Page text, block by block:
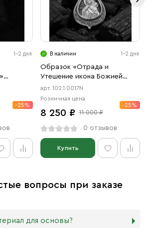
1-2 дня
-25%
В наличии 1-2 дня
Образок «Отрада и
Утешение икона Божией
Матери в форме цаты»
чернение
арт. 102.1.0017N
Розничная цена
8 250 ₽ 11 000 ₽
-25%
0 отзывов
Купить
вопросы при заказе
для основы?